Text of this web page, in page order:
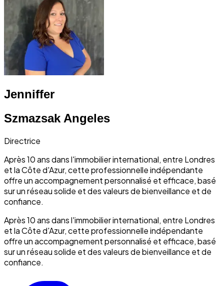
Jenniffer
Szmazsak Angeles
Directrice
Après 10 ans dans l'immobilier international, entre Londres
et la Côte d'Azur, cette professionnelle indépendante
offre un accompagnement personnalisé et efficace, basé
sur un réseau solide et des valeurs de bienveillance et de
confiance.
Après 10 ans dans l'immobilier international, entre Londres
et la Côte d'Azur, cette professionnelle indépendante
offre un accompagnement personnalisé et efficace, basé
sur un réseau solide et des valeurs de bienveillance et de
confiance.